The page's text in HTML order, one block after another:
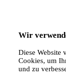
Wir
Diese Website
Cookies, um
und zu